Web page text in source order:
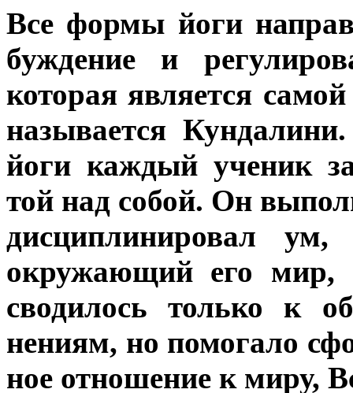
Все формы йоги
буждение и
которая является
называется
йоги каждый ученик
той над собой. Он
дисциплинировал
окружающий его мир,
сводилось только к
нениям, но помогало
ное отношение к миру,